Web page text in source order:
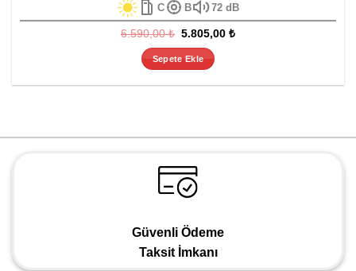
C B 72 dB
6.590,00₺ Orijinal
6.590,00 ₺.
5.805,00₺Şu
Sepete Ekle
Güvenli Ödeme
Taksit İmkanı